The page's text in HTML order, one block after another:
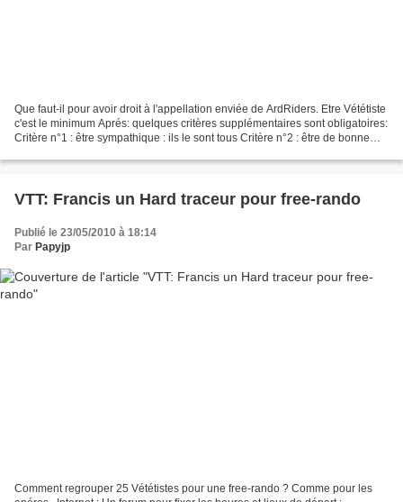
Que faut-il pour avoir droit à l'appellation enviée de ArdRiders. Etre Vététiste
c'est le minimum Aprés: quelques critères supplémentaires sont obligatoires:
Critère n°1 : être sympathique : ils le sont tous Critère n°2 : être de bonne
VTT: Francis un Hard traceur pour free-rando
Publié le 23/05/2010 à 18:14
Par Papyjp
Comment regrouper 25 Vététistes pour une free-rando ? Comme pour les